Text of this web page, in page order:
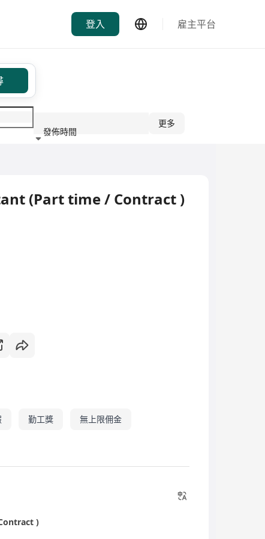
登入 雇主平台
發佈時間
更多
(Part time / Contract )
勤工獎
無上限佣金
)